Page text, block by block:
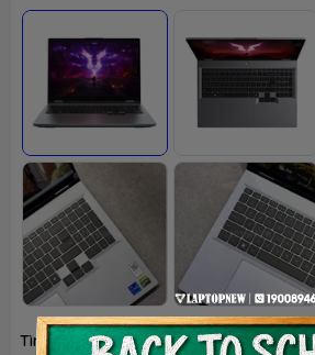
Tình trạng:Liên hệ | Thương hiệu:LECOO